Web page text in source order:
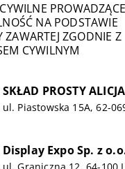
PROWADZĄCE
NA PODSTAWIE
ZAWARTEJ ZGODNIE Z
CYWILNYM
SKŁAD PROSTY
ul. Piastowska 15A, 62-
Display Expo Sp. z
ul. Graniczna 12, 64-100